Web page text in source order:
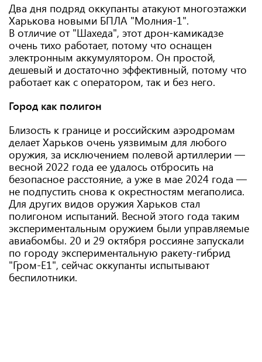
Два дня подряд оккупанты атакуют многоэтажки
Харькова новыми БПЛА "Молния-1".
В отличие от "Шахеда", этот дрон-камикадзе
очень тихо работает, потому что оснащен
электронным аккумулятором. Он простой,
дешевый и достаточно эффективный, потому что
работает как с оператором, так и без него.
Город как полигон
Близость к границе и российским аэродромам
делает Харьков очень уязвимым для любого
оружия, за исключением полевой артиллерии —
весной 2022 года ее удалось отбросить на
безопасное расстояние, а уже в мае 2024 года —
не подпустить снова к окрестностям мегаполиса.
Для других видов оружия Харьков стал
полигоном испытаний. Весной этого года таким
экспериментальным оружием были управляемые
авиабомбы. 20 и 29 октября россияне запускали
по городу экспериментальную ракету-гибрид
"Гром-Е1", сейчас оккупанты испытывают
беспилотники.